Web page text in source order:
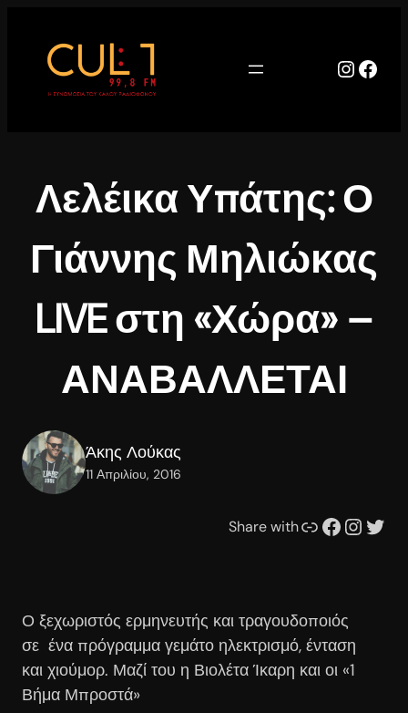
περιεχόμενο
Λελέικα Υπάτης: Ο
Γιάννης Μηλιώκας
LIVE στη «Χώρα» –
ΑΝΑΒΑΛΛΕΤΑΙ
Άκης Λούκας
11 Απριλίου, 2016
Share withΣυνδέσμου Facebook Instagram Twitter
Ο ξεχωριστός ερμηνευτής και τραγουδοποιός
σε ένα πρόγραμμα γεμάτο ηλεκτρισμό, ένταση
και χιούμορ. Μαζί του η Βιολέτα Ίκαρη και οι «1
Βήμα Μπροστά»